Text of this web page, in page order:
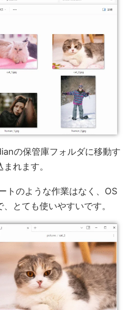
の保管庫フォルダに移動す
れます。
トのような作業はなく、OS
とても使いやすいです。